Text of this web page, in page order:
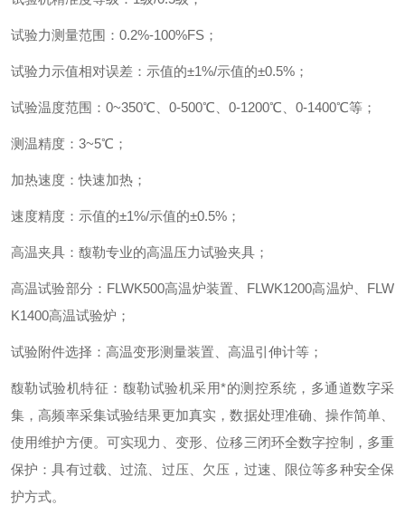
试验力测量范围 ： 0.2%-100%FS ；
试验力示值相对误差 ： 示值的±1%/示值的±0.5% ；
试验温度范围 ： 0~350℃、 0-500℃、 0-1200℃、 0-1400℃等 ；
测温精度 ： 3~5℃ ；
加热速度 ：快速加热 ；
速度精度 ： 示值的±1%/示值的±0.5% ；
高温夹具 ： 馥勒专业的高温压力试验夹具 ；
高温试验部分 ： FLWK500高温炉装置、 FLWK1200高温炉、 FLW
K1400高温试验炉 ；
试验附件选择 ： 高温变形测量装置、高温引伸计等 ；
馥勒试验机特征 ： 馥勒试验机采用*的测控系统，多通道数字采
集，高频率采集试验结果更加真实，数据处理准确、操作简单、
使用维护方便。可实现力、变形、位移三闭环全数字控制，多重
保护：具有过载、过流、过压、欠压，过速、限位等多种安全保
护方式。